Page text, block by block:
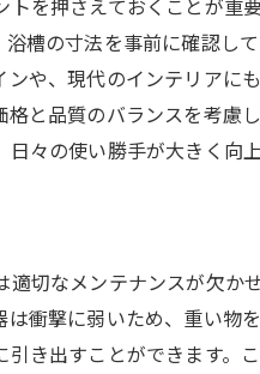
ットで手に入る信楽焼の陶
で発見する陶器浴槽の意外
ットならではのユニークな
ー必見の限定モデル
ットでの陶器浴槽の選び方
ンテナンス法で長持ちさせ
を押さえておくことが
槽の寸法を事前に確認
や、現代のインテリア
と品質のバランスを考
々の使い勝手が大きく向上
切なメンテナンスが欠
衝撃に弱いため、重い
き出すことができます